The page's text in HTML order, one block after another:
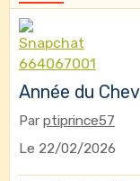
Année du
Par ptiprince57
Le 22/02/2026